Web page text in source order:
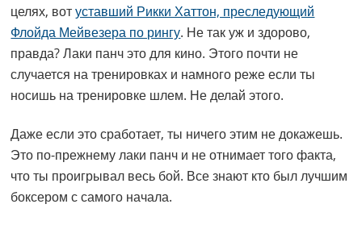
целях, вотуставший Рикки Хаттон, преследующий
Флойда Мейвезера по рингу. Не так уж и здорово,
правда? Лаки панч это для кино. Этого почти не
случается на тренировках и намного реже если ты
носишь на тренировке шлем. Не делай этого.
Даже если это сработает, ты ничего этим не докажешь.
Это по-прежнему лаки панч и не отнимает того факта,
что ты проигрывал весь бой. Все знают кто был лучшим
боксером с самого начала.